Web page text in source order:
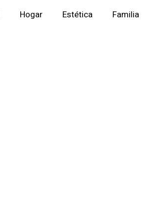
Hogar Estética Familia